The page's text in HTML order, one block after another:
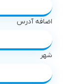
اضافه آدرس
شهر